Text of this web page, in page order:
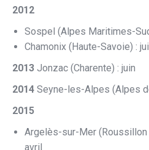
2012
Sospel (Alpes Maritimes-
Chamonix (Haute-Savoie) :
2013 Jonzac (Charente) : juin
2014 Seyne-les-Alpes (Alpes
2015
Argelès-sur-Mer
avril